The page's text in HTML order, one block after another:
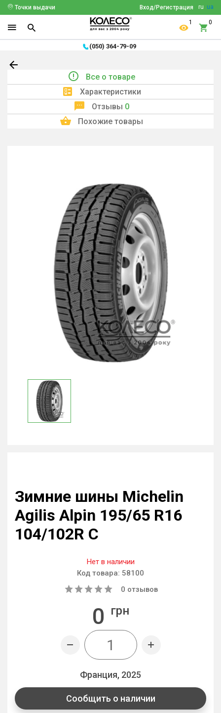
ru ua
Вход/Регистрация
Точки выдачи
1 0
(050) 364-79-09
Все о товаре
Характеристики
Отзывы 0
Похожие товары
Зимние шины Michelin
Agilis Alpin 195/65 R16
104/102R C
Нет в наличии
Код товара: 58100
0 отзывов
0 грн
Франция, 2025
Сообщить о наличии